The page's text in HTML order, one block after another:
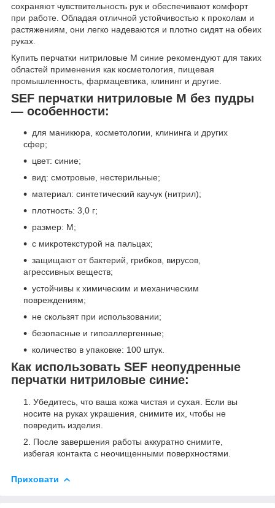
сохраняют чувствительность рук и обеспечивают комфорт
при работе. Обладая отличной устойчивостью к проколам и
растяжениям, они легко надеваются и плотно сидят на обеих
руках.
Купить перчатки нитриловые M синие рекомендуют для таких
областей применения как косметология, пищевая
промышленность, фармацевтика, клининг и другие.
SEF перчатки нитриловые М без пудры
— особенности:
для маникюра, косметологии, клининга и других
сфер;
цвет: синие;
вид: смотровые, нестерильные;
материал: синтетический каучук (нитрил);
плотность: 3,0 г;
размер: М;
с микротекстурой на пальцах;
защищают от бактерий, грибков, вирусов,
агрессивных веществ;
устойчивы к химическим и механическим
повреждениям;
не скользят при использовании;
безопасные и гипоаллергенные;
количество в упаковке: 100 штук.
Как использовать SEF неопудренные
перчатки нитриловые синие:
Убедитесь, что ваша кожа чистая и сухая. Если вы
носите на руках украшения, снимите их, чтобы не
повредить изделия.
После завершения работы аккуратно снимите,
избегая контакта с неочищенными поверхностями.
Приховати